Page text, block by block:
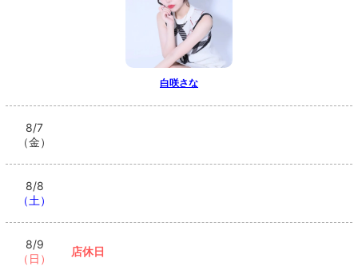
白咲さな
8/7
（金）
8/8
（土）
8/9
（日）
店休日